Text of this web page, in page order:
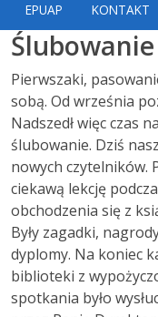
EPUAP
KONTAKT
Pierwszaki,
sobą. Od września
Nadszedł więc czas
ślubowanie. Dziś
nowych czytelników.
ciekawą lekcję
obchodzenia się z
Były zagadki,
dyplomy. Na koniec
biblioteki z
spotkania było